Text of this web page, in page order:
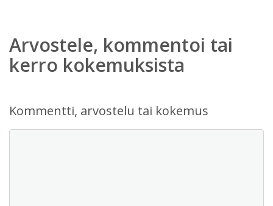
Arvostele, kommentoi tai
kerro kokemuksista
Kommentti, arvostelu tai kokemus